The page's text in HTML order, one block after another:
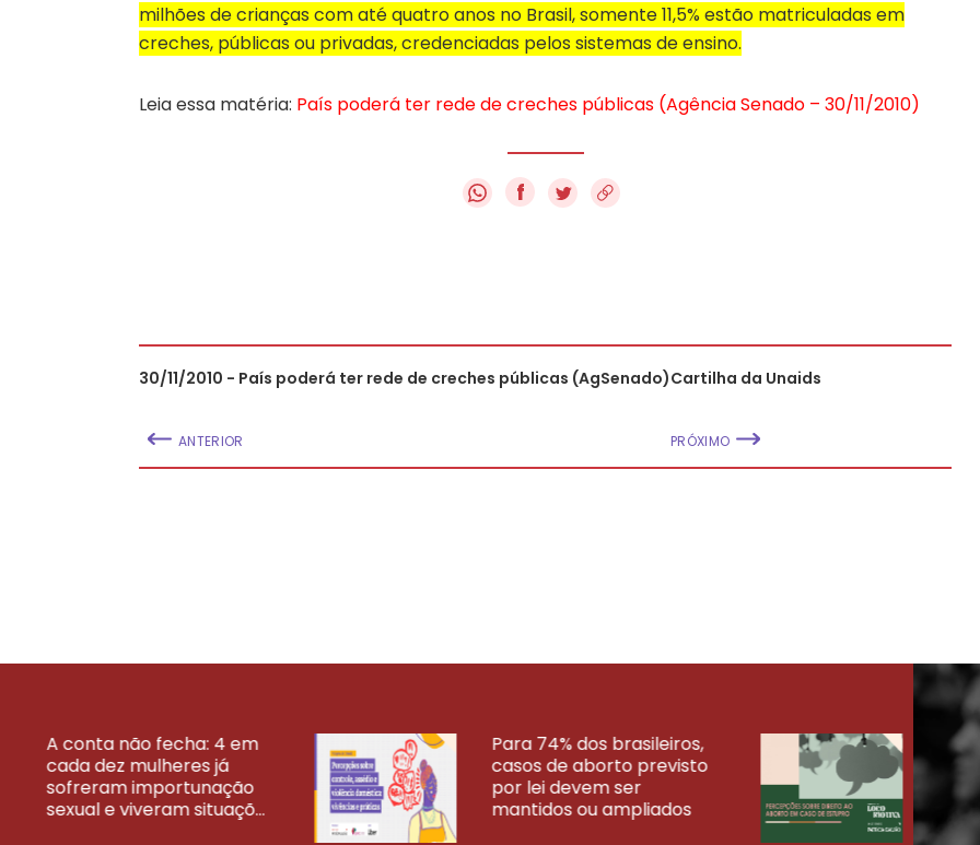
milhões de crianças com até quatro anos no Brasil, somente 11,5% estão matriculadas em
creches, públicas ou privadas, credenciadas pelos sistemas de ensino.
Leia essa matéria: País poderá ter rede de creches públicas (Agência Senado – 30/11/2010)
f
30/11/2010 - País poderá ter rede de creches públicas (AgSenado)
ANTERIOR
Cartilha da Unaids
PRÓXIMO
A conta não fecha: 4 em
cada dez mulheres já
sofreram importunação
sexual e viveram situaçõ...
Para 74% dos brasileiros,
casos de aborto previsto
por lei devem ser
mantidos ou ampliados
VEJA MAIS PESQUISAS